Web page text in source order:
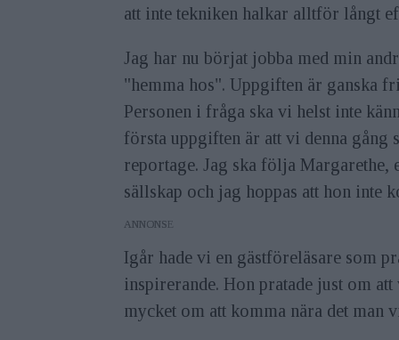
att inte tekniken halkar alltför långt
Jag har nu börjat jobba med min
"hemma hos". Uppgiften är ganska
Personen i fråga ska vi helst inte
första uppgiften är att vi denna
reportage. Jag ska följa Margarethe,
sällskap och jag hoppas att hon inte
ANNONS
Igår hade vi en gästföreläsare som
inspirerande. Hon pratade just om
mycket om att komma nära det man